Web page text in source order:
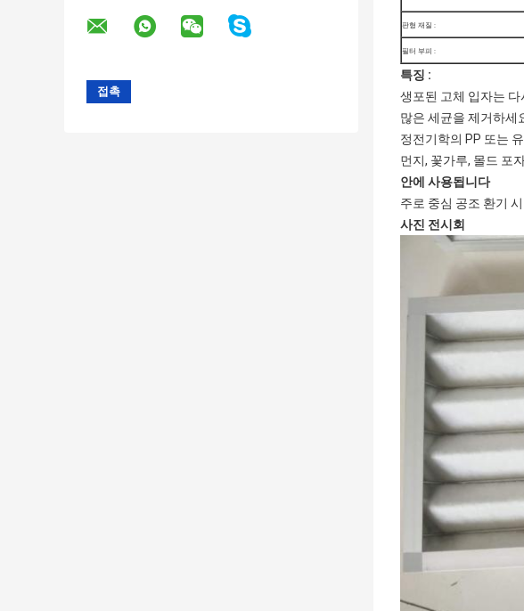
판형 재질 :
필터 부피 :
특징 :
생포된 고체 입자는
많은 세균을 제거하세
정전기학의 PP 또는
먼지, 꽃가루, 몰드 포
안에 사용됩니다
주로 중심 공조 환기
사진 전시회